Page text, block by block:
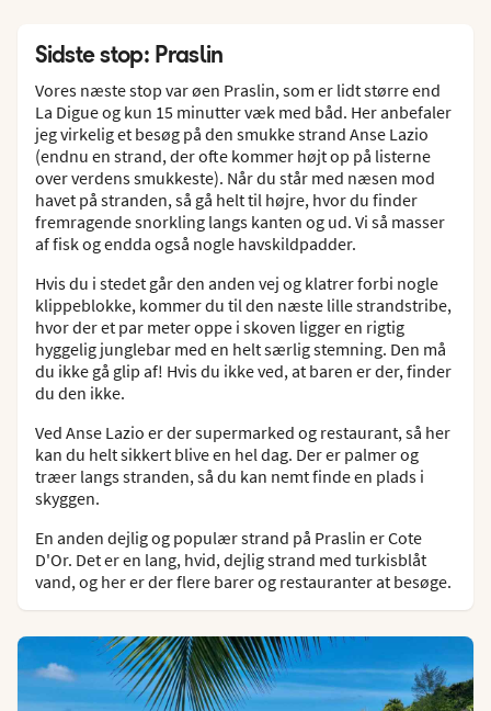
Sidste stop: Praslin
Vores næste stop var øen Praslin, som er lidt større end
La Digue og kun 15 minutter væk med båd. Her anbefaler
jeg virkelig et besøg på den smukke strand Anse Lazio
(endnu en strand, der ofte kommer højt op på listerne
over verdens smukkeste). Når du står med næsen mod
havet på stranden, så gå helt til højre, hvor du finder
fremragende snorkling langs kanten og ud. Vi så masser
af fisk og endda også nogle havskildpadder.
Hvis du i stedet går den anden vej og klatrer forbi nogle
klippeblokke, kommer du til den næste lille strandstribe,
hvor der et par meter oppe i skoven ligger en rigtig
hyggelig junglebar med en helt særlig stemning. Den må
du ikke gå glip af! Hvis du ikke ved, at baren er der, finder
du den ikke.
Ved Anse Lazio er der supermarked og restaurant, så her
kan du helt sikkert blive en hel dag. Der er palmer og
træer langs stranden, så du kan nemt finde en plads i
skyggen.
En anden dejlig og populær strand på Praslin er Cote
D'Or. Det er en lang, hvid, dejlig strand med turkisblåt
vand, og her er der flere barer og restauranter at besøge.